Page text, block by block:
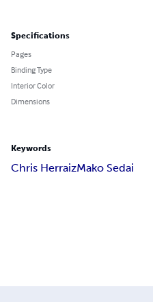
Specifications
Pages
Binding Type
Interior Color
Dimensions
Keywords
Chris HerraizMako Sedai